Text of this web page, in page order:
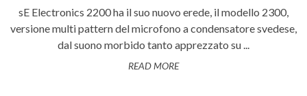
sE Electronics 2200 ha il suo nuovo erede, il modello 2300,
versione multi pattern del microfono a condensatore svedese,
dal suono morbido tanto apprezzato su ...
READ MORE